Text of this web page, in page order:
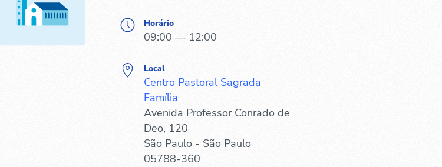
Horário
09:00 — 12:00
Local
Centro Pastoral Sagrada
Família
Avenida Professor Conrado de
Deo, 120
São Paulo - São Paulo
05788-360